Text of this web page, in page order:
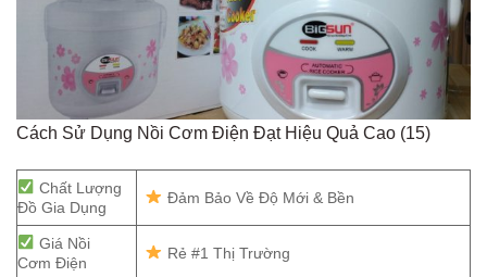
Cách Sử Dụng Nồi Cơm Điện Đạt Hiệu Quả Cao (15)
Chất Lượng
Đồ Gia Dụng
Đảm Bảo Về Độ Mới & Bền
Giá Nồi
Cơm Điện
Rẻ #1 Thị Trường